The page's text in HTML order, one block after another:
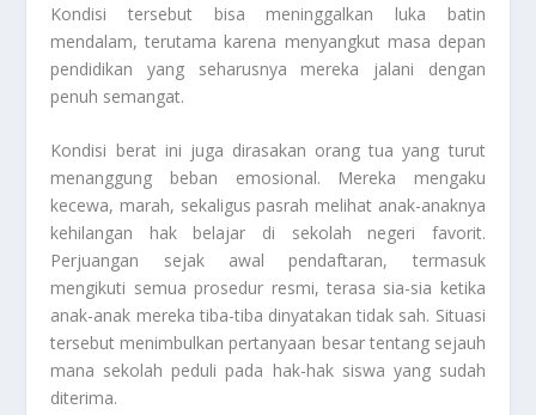
Kondisi tersebut bisa meninggalkan luka batin
mendalam, terutama karena menyangkut masa depan
pendidikan yang seharusnya mereka jalani dengan
penuh semangat.
Kondisi berat ini juga dirasakan orang tua yang turut
menanggung beban emosional. Mereka mengaku
kecewa, marah, sekaligus pasrah melihat anak-anaknya
kehilangan hak belajar di sekolah negeri favorit.
Perjuangan sejak awal pendaftaran, termasuk
mengikuti semua prosedur resmi, terasa sia-sia ketika
anak-anak mereka tiba-tiba dinyatakan tidak sah. Situasi
tersebut menimbulkan pertanyaan besar tentang sejauh
mana sekolah peduli pada hak-hak siswa yang sudah
diterima.